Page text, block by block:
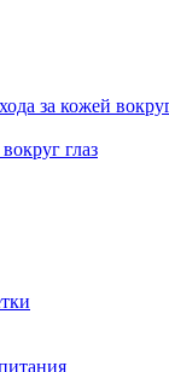
за кожей
глаз